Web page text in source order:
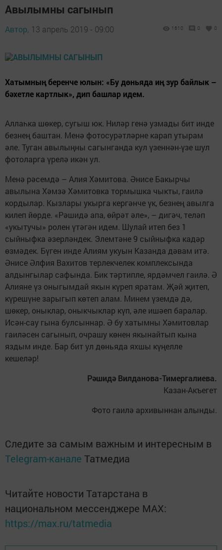
Авылымны сагынып
Автор, 13 апрель 2019 - 09:00 1610 0 0
Хатымның беренче юлын: «Бу дөньяда иң зур байлык –
бәхетле картлык», дип башлар идем.
Аллаһка шөкер, сугыш юк. Ниләр генә узмады бит инде
безнең баштан. Менә фотосурәтләрне карап утырам
әле. Туган авылыңны сагынганда кул үзеннән-үзе шул
фотоларга үрелә икән ул.
Менә рәсемдә – Алия Хәмитова. Әнисе Бакырчы
авылына Хәмзә Хәмитовка тормышка чыкты, гаилә
кордылар. Кызлары укырга кергәнче үк, безнең авылга
килеп йөрде. «Рәшидә апа, өйрәт әле», – дигәч, теләп
«укытучы» ролен үтәгән идем. Шулай итеп без 1
сыйныфка әзерләндек. Элемтәне 9 сыйныфка кадәр
өзмәдек. Бүген инде Алиям укуын Казанда дәвам итә.
Әнисе Әлфия Вахитов терлекчелек комплексында
алдынгылар сафында. Бик тәртипле, ярдәмчел гаилә. Ә
Алияне үз оныгымдай якын күреп яратам. Җәй җитеп,
күрешүне зарыгып көтеп алам. Минем үземдә дә,
шөкер, оныклар, оныкчыклар күп, әле ишәеп баралар.
Исән-сау гына булсыннар. Ә бу хатымны Хәмитовлар
гаиләсен сагынып, очрашу көнен якынайтып кына
яздым инде. Бар бит ул дөньяда яхшы күңелле
кешеләр!
Рәшидә Вилданова-Тимергалиева.
Казан-Акъегет
Фото гаилә архивыннан алынды.
Следите за самым важным и интересным в
Telegram-канале Татмедиа
Читайте новости Татарстана в
национальном мессенджере MАХ:
https://max.ru/tatmedia